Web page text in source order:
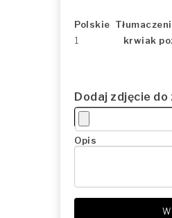
Polskie
1
krwiak
Dodaj zdjęcie
Opis